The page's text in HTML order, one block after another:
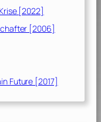
[2022]
[2006]
Future [2017]